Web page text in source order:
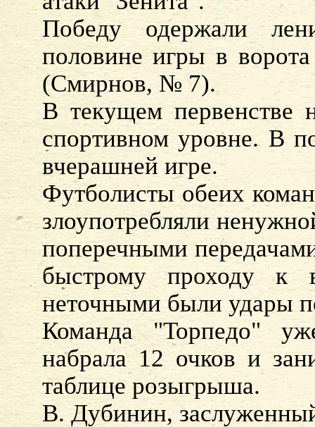
Победу одержали
половине игры в
(Смирнов, № 7).
В текущем первенстве
спортивном уровне. В
вчерашней игре.
Футболисты обеих
злоупотребляли
поперечными
быстрому проходу к
неточными были удары
Команда "Торпедо"
набрала 12 очков и
таблице розыгрыша.
В. Дубинин,